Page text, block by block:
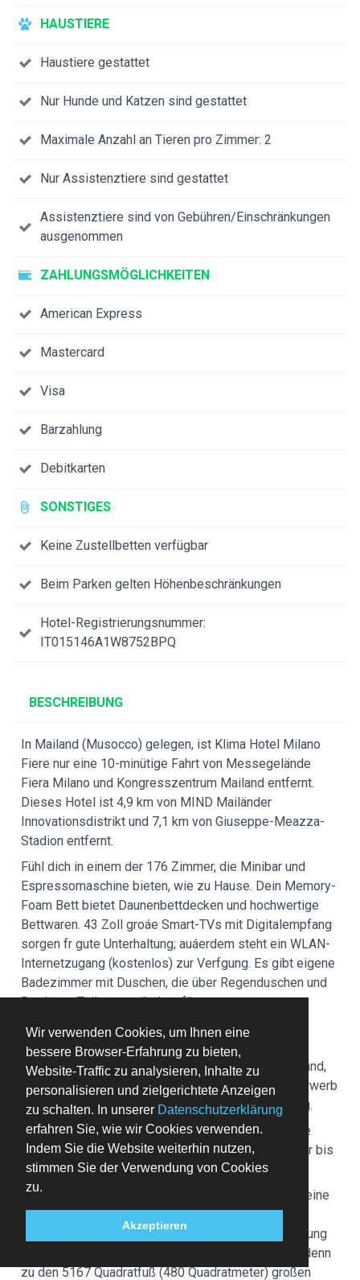
Wir verwenden Cookies, um Ihnen eine
bessere Browser-Erfahrung zu bieten,
Website-Traffic zu analysieren, Inhalte zu
personalisieren und zielgerichtete Anzeigen
zu schalten. In unserer Datenschutzerklärung
erfahren Sie, wie wir Cookies verwenden.
Indem Sie die Website weiterhin nutzen,
stimmen Sie der Verwendung von Cookies
zu.
Akzeptieren
HAUSTIERE
Haustiere gestattet
Nur Hunde und Katzen sind gestattet
Maximale Anzahl an Tieren pro Zimmer: 2
Nur Assistenztiere sind gestattet
Assistenztiere sind von Gebühren/Einschränkungen
ausgenommen
ZAHLUNGSMÖGLICHKEITEN
American Express
Mastercard
Visa
Barzahlung
Debitkarten
SONSTIGES
Keine Zustellbetten verfügbar
Beim Parken gelten Höhenbeschränkungen
Hotel-Registrierungsnummer:
IT015146A1W8752BPQ
BESCHREIBUNG
In Mailand (Musocco) gelegen, ist Klima Hotel Milano
Fiere nur eine 10-minütige Fahrt von Messegelände
Fiera Milano und Kongresszentrum Mailand entfernt.
Dieses Hotel ist 4,9 km von MIND Mailänder
Innovationsdistrikt und 7,1 km von Giuseppe-Meazza-
Stadion entfernt.
Fühl dich in einem der 176 Zimmer, die Minibar und
Espressomaschine bieten, wie zu Hause. Dein Memory-
Foam Bett bietet Daunenbettdecken und hochwertige
Bettwaren. 43 Zoll groáe Smart-TVs mit Digitalempfang
sorgen fr gute Unterhaltung; auáerdem steht ein WLAN-
Internetzugang (kostenlos) zur Verfgung. Es gibt eigene
Badezimmer mit Duschen, die über Regenduschen und
Designer-Toilettenartikel verfügen.
Für deine Freizeit steht Folgendes zur Verfügung:
Fitnessmöglichkeiten, kostenloses WLAN und ein
Fernseher im öffentlichen Bereich. Eine Pflanzenwand,
Unterstützung bei der Tourenplanung/beim Ticketerwerb
und ein Bankettsaal stehen ebenfalls zur Verfügung.
Lass deinen Tag bei einem Drink an der Bar/Lounge
ausklingen. Gegen Gebühr wird täglich von 07:00 Uhr bis
10:00 Uhr ein kontinentales Frühstück angeboten.
Zum Angebot gehören ein Textilreinigungsservice, eine
rund um die Uhr besetzte Rezeption und
mehrsprachiges Personal. Wenn du eine Veranstaltung
in Mailand planst, ist dieses Hotel eine gute Wahl, denn
zu den 5167 Quadratfuß (480 Quadratmeter) großen